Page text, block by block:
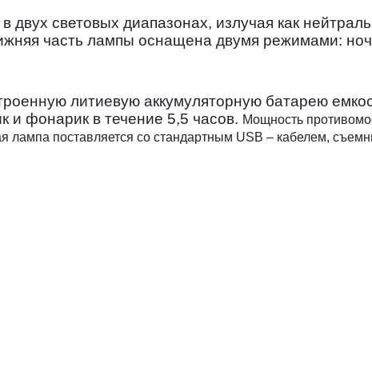
двух световых диапазонах, излучая как
часть лампы оснащена двумя режимами:
литиевую аккумуляторную батарею
и фонарик в течение 5,5 часов. Мощность
лампа поставляется со стандартным USB – кабелем,